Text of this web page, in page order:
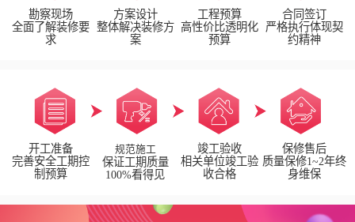
勘察现场
全面了解装修要
求
方案设计
整体解决装修方
案
工程预算
高性价比透明化
预算
合同签订
严格执行体现契
约精神
开工准备
完善安全工期控
制预算
规范施工
保证工期质量
100%看得见
竣工验收
相关单位竣工验
收合格
保修售后
质量保修1~2年终
身维保